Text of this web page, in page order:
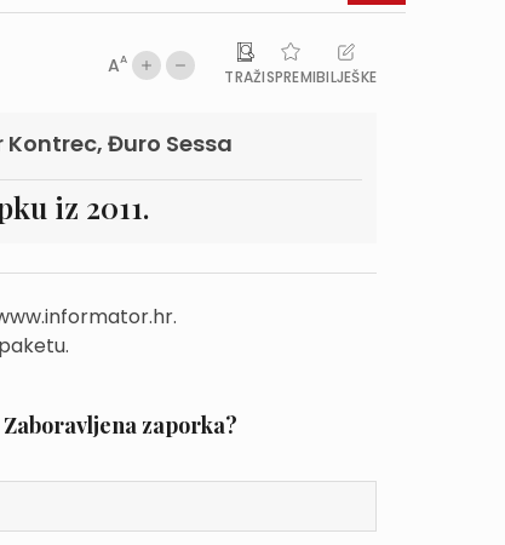
AA
TRAŽISPREMIBILJEŠKE
Đuro Sessa
iz 2011.
Zaboravljena zaporka?